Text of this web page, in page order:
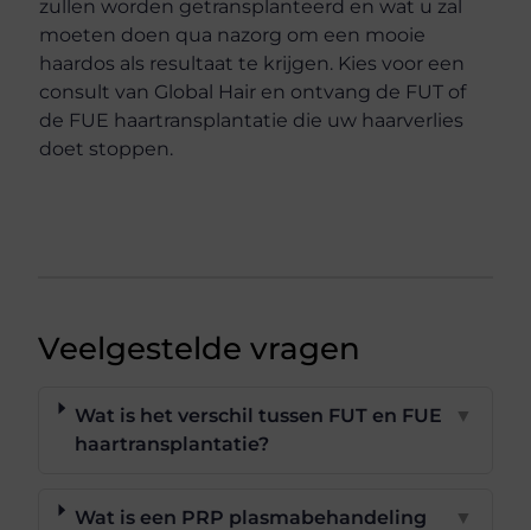
zullen worden getransplanteerd en wat u zal
moeten doen qua nazorg om een mooie
haardos als resultaat te krijgen. Kies voor een
consult van Global Hair en ontvang de FUT of
de FUE haartransplantatie die uw haarverlies
doet stoppen.
Veelgestelde vragen
Wat is het verschil tussen FUT en FUE
haartransplantatie?
▼
Wat is een PRP plasmabehandeling
▼